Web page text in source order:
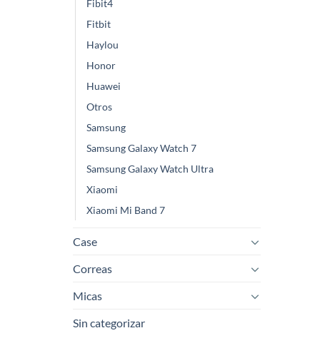
Fibit4
Fitbit
Haylou
Honor
Huawei
Otros
Samsung
Samsung Galaxy Watch 7
Samsung Galaxy Watch Ultra
Xiaomi
Xiaomi Mi Band 7
Case
Correas
Micas
Sin categorizar